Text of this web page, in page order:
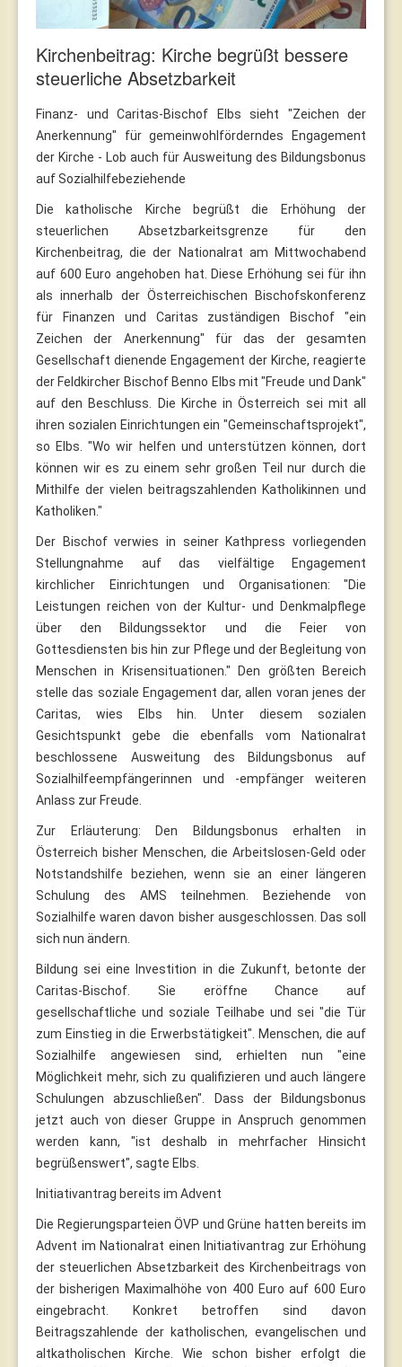
Kirchenbeitrag: Kirche begrüßt bessere
steuerliche Absetzbarkeit
Finanz- und Caritas-Bischof Elbs sieht "Zeichen der
Anerkennung" für gemeinwohlförderndes Engagement
der Kirche - Lob auch für Ausweitung des Bildungsbonus
auf Sozialhilfebeziehende
Die katholische Kirche begrüßt die Erhöhung der
steuerlichen Absetzbarkeitsgrenze für den
Kirchenbeitrag, die der Nationalrat am Mittwochabend
auf 600 Euro angehoben hat. Diese Erhöhung sei für ihn
als innerhalb der Österreichischen Bischofskonferenz
für Finanzen und Caritas zuständigen Bischof "ein
Zeichen der Anerkennung" für das der gesamten
Gesellschaft dienende Engagement der Kirche, reagierte
der Feldkircher Bischof Benno Elbs mit "Freude und Dank"
auf den Beschluss. Die Kirche in Österreich sei mit all
ihren sozialen Einrichtungen ein "Gemeinschaftsprojekt",
so Elbs. "Wo wir helfen und unterstützen können, dort
können wir es zu einem sehr großen Teil nur durch die
Mithilfe der vielen beitragszahlenden Katholikinnen und
Katholiken."
Der Bischof verwies in seiner Kathpress vorliegenden
Stellungnahme auf das vielfältige Engagement
kirchlicher Einrichtungen und Organisationen: "Die
Leistungen reichen von der Kultur- und Denkmalpflege
über den Bildungssektor und die Feier von
Gottesdiensten bis hin zur Pflege und der Begleitung von
Menschen in Krisensituationen." Den größten Bereich
stelle das soziale Engagement dar, allen voran jenes der
Caritas, wies Elbs hin. Unter diesem sozialen
Gesichtspunkt gebe die ebenfalls vom Nationalrat
beschlossene Ausweitung des Bildungsbonus auf
Sozialhilfeempfängerinnen und -empfänger weiteren
Anlass zur Freude.
Zur Erläuterung: Den Bildungsbonus erhalten in
Österreich bisher Menschen, die Arbeitslosen-Geld oder
Notstandshilfe beziehen, wenn sie an einer längeren
Schulung des AMS teilnehmen. Beziehende von
Sozialhilfe waren davon bisher ausgeschlossen. Das soll
sich nun ändern.
Bildung sei eine Investition in die Zukunft, betonte der
Caritas-Bischof. Sie eröffne Chance auf
gesellschaftliche und soziale Teilhabe und sei "die Tür
zum Einstieg in die Erwerbstätigkeit". Menschen, die auf
Sozialhilfe angewiesen sind, erhielten nun "eine
Möglichkeit mehr, sich zu qualifizieren und auch längere
Schulungen abzuschließen". Dass der Bildungsbonus
jetzt auch von dieser Gruppe in Anspruch genommen
werden kann, "ist deshalb in mehrfacher Hinsicht
begrüßenswert", sagte Elbs.
Initiativantrag bereits im Advent
Die Regierungsparteien ÖVP und Grüne hatten bereits im
Advent im Nationalrat einen Initiativantrag zur Erhöhung
der steuerlichen Absetzbarkeit des Kirchenbeitrags von
der bisherigen Maximalhöhe von 400 Euro auf 600 Euro
eingebracht. Konkret betroffen sind davon
Beitragszahlende der katholischen, evangelischen und
altkatholischen Kirche. Wie schon bisher erfolgt die